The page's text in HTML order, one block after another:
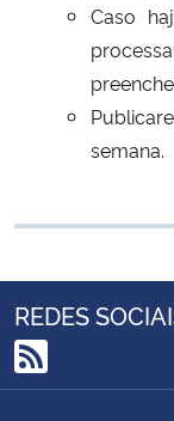
Caso
semana.
REDES
RSS